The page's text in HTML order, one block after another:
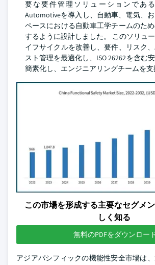
要な要件管理ソリューションである
Automotiveを導入し、自動車、電気、
ペースにおける自動車工学チームのた
するように設計しました。 このソリュ
イフサイクルを改善し、要件、リスク
スト管理を最適化し、ISO 26262を含む
簡素化し、エンジニアリングチームを支
この市場を形成する主要なセグメ
しく知る
無料のPDFをダウンロー
アジアパシフィックの機能性安全市場は、